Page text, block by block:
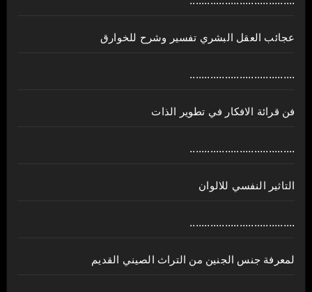
عجائب العقل البشري تفسير وشرح للخوارق
....................................
فن قرائة الافكار في تطوير الذات
....................................
التاثير النفسي للالوان
....................................
لمعرفة جنس الجنين من التراث الصيني القديم